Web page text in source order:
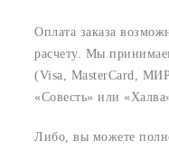
Оплата заказа
расчету. Мы
(Visa, MasterCard,
«Совесть» или
Либо, вы можете